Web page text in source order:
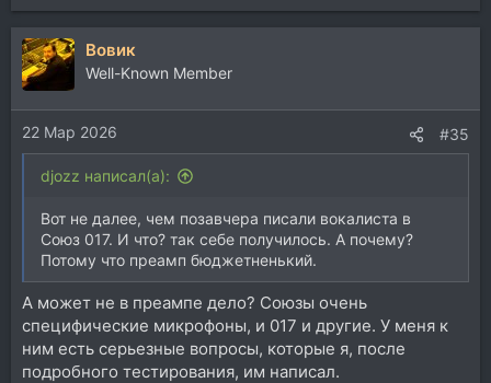
Вовик
Well-Known Member
22 Мар 2026 #35
djozz написал(а):
Вот не далее, чем позавчера писали вокалиста в
Союз 017. И что? так себе получилось. А почему?
Потому что преамп бюджетненький.
А может не в преампе дело? Союзы очень
специфические микрофоны, и 017 и другие. У меня к
ним есть серьезные вопросы, которые я, после
подробного тестирования, им написал.